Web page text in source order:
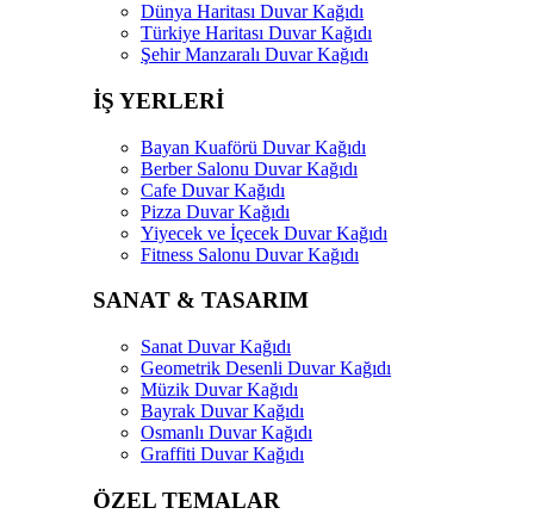
Dünya Haritası Duvar Kağıdı
Türkiye Haritası Duvar Kağıdı
Şehir Manzaralı Duvar Kağıdı
İŞ YERLERİ
Bayan Kuaförü Duvar Kağıdı
Berber Salonu Duvar Kağıdı
Cafe Duvar Kağıdı
Pizza Duvar Kağıdı
Yiyecek ve İçecek Duvar Kağıdı
Fitness Salonu Duvar Kağıdı
SANAT & TASARIM
Sanat Duvar Kağıdı
Geometrik Desenli Duvar Kağıdı
Müzik Duvar Kağıdı
Bayrak Duvar Kağıdı
Osmanlı Duvar Kağıdı
Graffiti Duvar Kağıdı
ÖZEL TEMALAR